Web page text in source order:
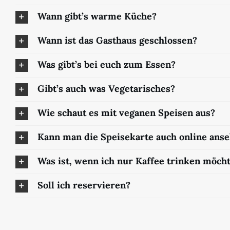
Wann gibt’s warme Küche?
Wann ist das Gasthaus geschlossen?
Was gibt’s bei euch zum Essen?
Gibt’s auch was Vegetarisches?
Wie schaut es mit veganen Speisen aus?
Kann man die Speisekarte auch online
Was ist, wenn ich nur Kaffee trinken
Soll ich reservieren?